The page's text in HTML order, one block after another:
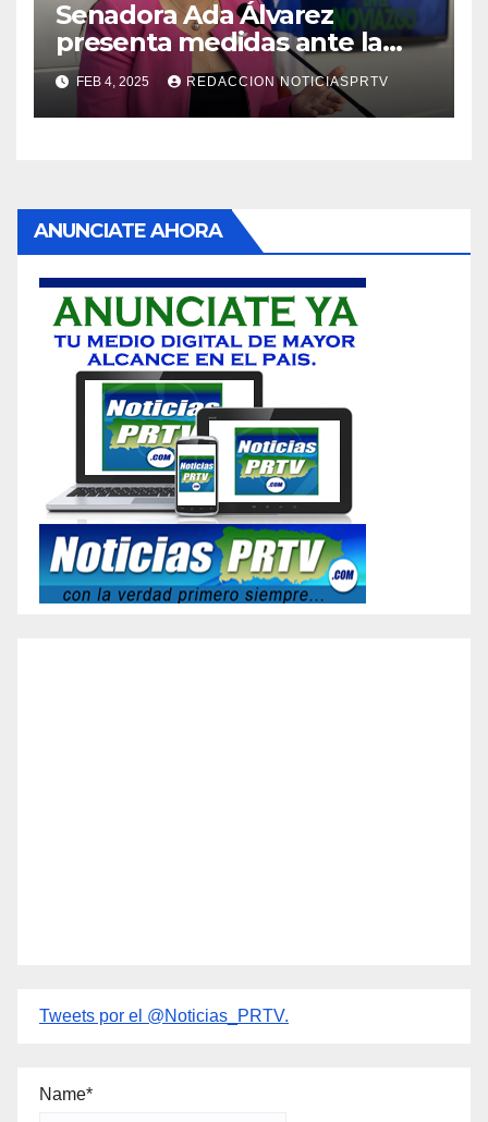
Senadora Ada Álvarez
presenta medidas ante la
violencia en el noviazgo
FEB 4, 2025 REDACCION NOTICIASPRTV
ANUNCIATE AHORA
Tweets por el @Noticias_PRTV.
Name*